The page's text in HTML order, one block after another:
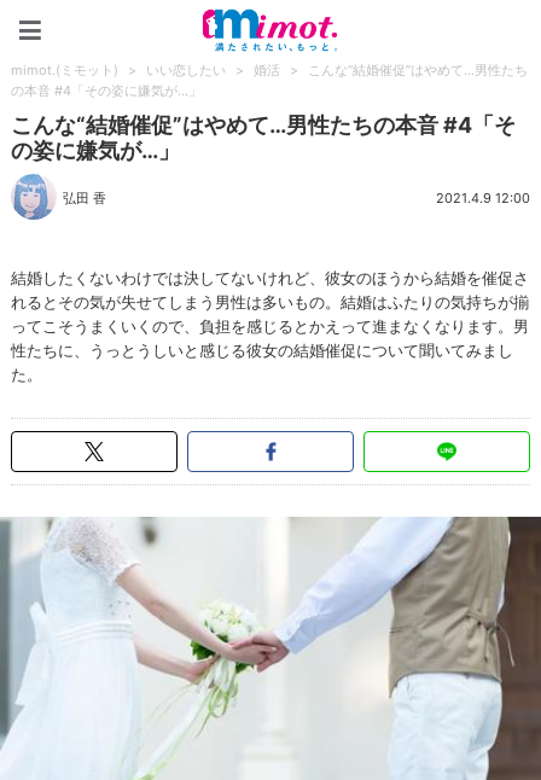
mimot.(ミモット) > いい恋したい > 婚活 >
こんな“結婚催促”はやめて…男性たち
の本音 #4「その姿に嫌気が…」
こんな“結婚催促”はやめて…男性たちの本音 #4「そ
の姿に嫌気が…」
弘田 香 2021.4.9 12:00
結婚したくないわけでは決してないけれど、彼女のほうから結婚を催促さ
れるとその気が失せてしまう男性は多いもの。結婚はふたりの気持ちが揃
ってこそうまくいくので、負担を感じるとかえって進まなくなります。男
性たちに、うっとうしいと感じる彼女の結婚催促について聞いてみまし
た。